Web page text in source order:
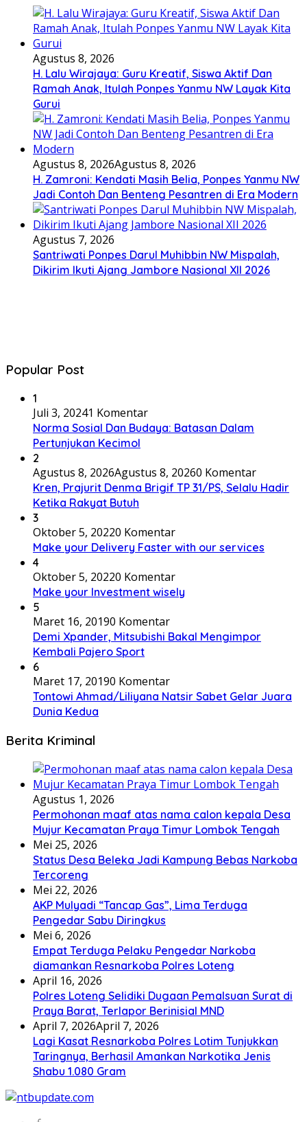
Agustus 8, 2026
H. Lalu Wirajaya: Guru Kreatif, Siswa Aktif Dan
Ramah Anak, Itulah Ponpes Yanmu NW Layak Kita
Gurui
Agustus 8, 2026Agustus 8, 2026
H. Zamroni: Kendati Masih Belia, Ponpes Yanmu NW
Jadi Contoh Dan Benteng Pesantren di Era Modern
Agustus 7, 2026
Santriwati Ponpes Darul Muhibbin NW Mispalah,
Dikirim Ikuti Ajang Jambore Nasional XII 2026
Popular Post
1
Juli 3, 20241 Komentar
Norma Sosial Dan Budaya: Batasan Dalam
Pertunjukan Kecimol
2
Agustus 8, 2026Agustus 8, 20260 Komentar
Kren, Prajurit Denma Brigif TP 31/PS, Selalu Hadir
Ketika Rakyat Butuh
3
Oktober 5, 20220 Komentar
Make your Delivery Faster with our services
4
Oktober 5, 20220 Komentar
Make your Investment wisely
5
Maret 16, 20190 Komentar
Demi Xpander, Mitsubishi Bakal Mengimpor
Kembali Pajero Sport
6
Maret 17, 20190 Komentar
Tontowi Ahmad/Liliyana Natsir Sabet Gelar Juara
Dunia Kedua
Berita Kriminal
Agustus 1, 2026
Permohonan maaf atas nama calon kepala Desa
Mujur Kecamatan Praya Timur Lombok Tengah
Mei 25, 2026
Status Desa Beleka Jadi ‎Kampung Bebas Narkoba
Tercoreng
Mei 22, 2026
AKP Mulyadi “Tancap Gas”, Lima Terduga
Pengedar Sabu Diringkus
Mei 6, 2026
Empat Terduga Pelaku Pengedar Narkoba
diamankan Resnarkoba Polres Loteng
April 16, 2026
Polres Loteng Selidiki Dugaan Pemalsuan Surat di
Praya Barat, Terlapor Berinisial MND
April 7, 2026April 7, 2026
Lagi Kasat Resnarkoba Polres Lotim Tunjukkan
Taringnya, Berhasil Amankan Narkotika Jenis
Shabu 1.080 Gram